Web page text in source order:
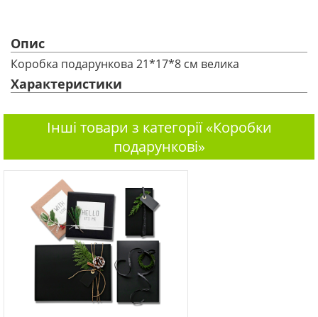
Опис
Коробка подарункова 21*17*8 см велика
Характеристики
Інші товари з категорії «Коробки
подарункові»